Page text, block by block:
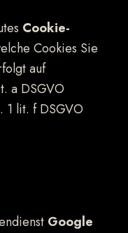
Cookie-
Cookies Sie
auf
a DSGVO
1 lit. f DSGVO
Google